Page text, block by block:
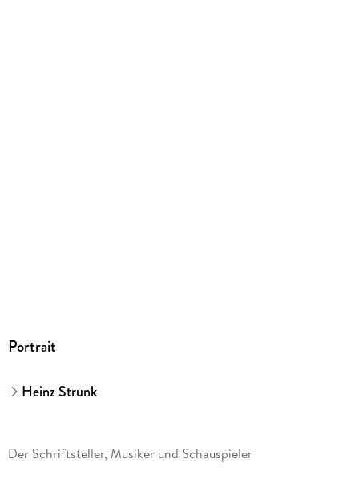
Portrait
Heinz Strunk
Der Schriftsteller, Musiker und Schauspieler